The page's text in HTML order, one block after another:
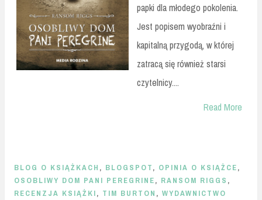
papki dla młodego pokolenia.
Jest popisem wyobraźni i
kapitalną przygodą, w której
zatracą się również starsi
czytelnicy....
Read More
BLOG O KSIĄŻKACH , BLOGSPOT, OPINIA O KSIĄŻCE,
OSOBLIWY DOM PANI PEREGRINE, RANSOM RIGGS ,
RECENZJA KSIĄŻKI, TIM BURTON , WYDAWNICTWO